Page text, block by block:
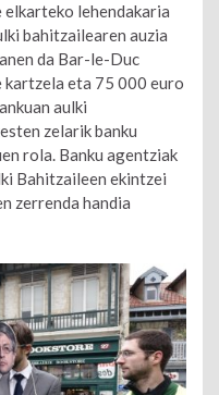
elkarteko lehendakaria
bahitzailearen auzia
da Bar-le-Duc
eta 75 000 euro
aulki
zelarik banku
rola. Banku agentziak
Bahitzaileen ekintzei
zerrenda handia